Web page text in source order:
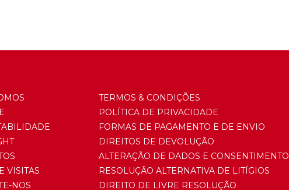
VISITAS
NOS
TERMOS & CONDIÇÕES
POLÍTICA DE PRIVACIDADE
FORMAS DE PAGAMENTO E DE ENVIO
DIREITOS DE DEVOLUÇÃO
ALTERAÇÃO DE DADOS E CONSENTIMENTO
RESOLUÇÃO ALTERNATIVA DE LITÍGIOS
DIREITO DE LIVRE RESOLUÇÃO